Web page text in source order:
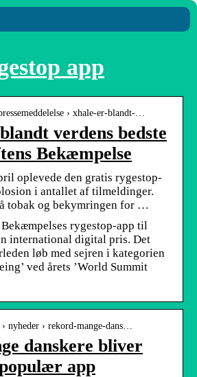
app
› xhale-er-blandt-…
verdens bedste
Bekæmpelse
oplevede den gratis rygestop-
i antallet af tilmeldinger.
tobak og bekymringen for …
rygestop-app til
international digital pris. Det
løb med sejren i kategorien
ved årets ’World Summit
nyheder › rekord-mange-dans…
danskere bliver
app